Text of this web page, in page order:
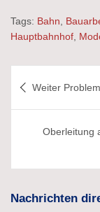
Tags: Bahn
Hauptbahnhof
Weiter
Oberleitung
Nachrichten